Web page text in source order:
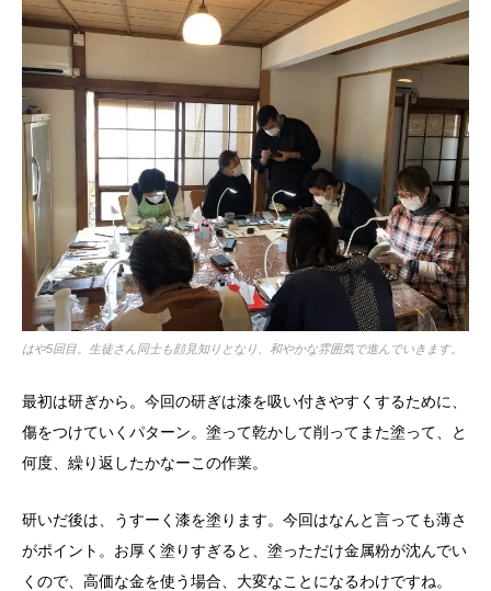
はや5回目。生徒さん同士も顔見知りとなり、和やかな雰囲気で進んでいきます。
最初は研ぎから。今回の研ぎは漆を吸い付きやすくするために、
傷をつけていくパターン。塗って乾かして削ってまた塗って、と
何度、繰り返したかなーこの作業。
研いだ後は、うすーく漆を塗ります。今回はなんと言っても薄さ
がポイント。お厚く塗りすぎると、塗っただけ金属粉が沈んでい
くので、高価な金を使う場合、大変なことになるわけですね。